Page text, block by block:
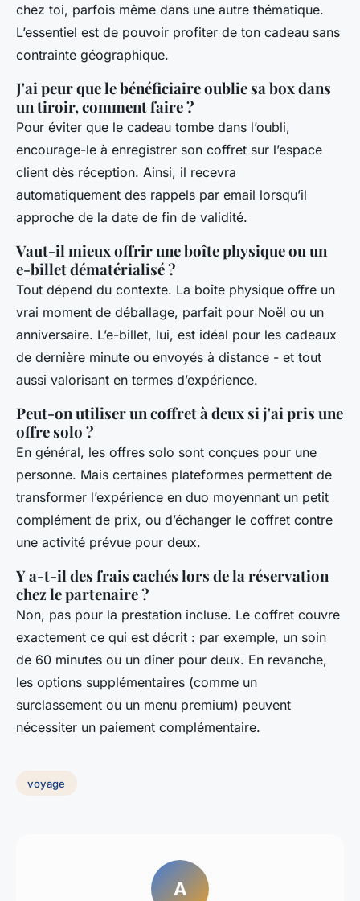
chez toi, parfois même dans une autre thématique.
L’essentiel est de pouvoir profiter de ton cadeau sans
contrainte géographique.
J'ai peur que le bénéficiaire oublie sa box dans
un tiroir, comment faire ?
Pour éviter que le cadeau tombe dans l’oubli,
encourage-le à enregistrer son coffret sur l’espace
client dès réception. Ainsi, il recevra
automatiquement des rappels par email lorsqu’il
approche de la date de fin de validité.
Vaut-il mieux offrir une boîte physique ou un
e-billet dématérialisé ?
Tout dépend du contexte. La boîte physique offre un
vrai moment de déballage, parfait pour Noël ou un
anniversaire. L’e-billet, lui, est idéal pour les cadeaux
de dernière minute ou envoyés à distance - et tout
aussi valorisant en termes d’expérience.
Peut-on utiliser un coffret à deux si j'ai pris une
offre solo ?
En général, les offres solo sont conçues pour une
personne. Mais certaines plateformes permettent de
transformer l’expérience en duo moyennant un petit
complément de prix, ou d’échanger le coffret contre
une activité prévue pour deux.
Y a-t-il des frais cachés lors de la réservation
chez le partenaire ?
Non, pas pour la prestation incluse. Le coffret couvre
exactement ce qui est décrit : par exemple, un soin
de 60 minutes ou un dîner pour deux. En revanche,
les options supplémentaires (comme un
surclassement ou un menu premium) peuvent
nécessiter un paiement complémentaire.
voyage
A